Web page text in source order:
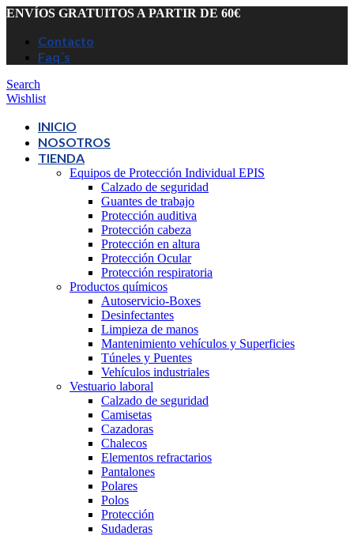
ENVÍOS GRATUITOS A PARTIR DE 60€
Contacto
Faq´s
Search
Wishlist
INICIO
NOSOTROS
TIENDA
Equipos de Protección Individual EPIS
Calzado de seguridad
Guantes de trabajo
Protección auditiva
Protección cabeza
Protección en altura
Protección Ocular
Protección respiratoria
Productos químicos
Autoservicio-Boxes
Desinfectantes
Limpieza de manos
Mantenimiento vehículos y Superficies
Túneles y Puentes
Vehículos industriales
Vestuario laboral
Calzado de seguridad
Camisetas
Cazadoras
Chalecos
Elementos refractarios
Pantalones
Polares
Polos
Protección
Sudaderas